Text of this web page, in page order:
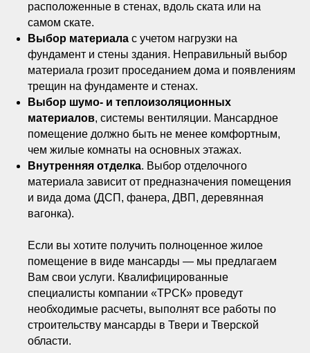
расположенные в стенах, вдоль ската или на
самом скате.
Выбор материала с учетом нагрузки на
фундамент и стены здания. Неправильный выбор
материала грозит проседанием дома и появлениям
трещин на фундаменте и стенах.
Выбор шумо- и теплоизоляционных
материалов, системы вентиляции. Мансардное
помещение должно быть не менее комфортным,
чем жилые комнаты на основных этажах.
Внутренняя отделка. Выбор отделочного
материала зависит от предназначения помещения
и вида дома (ДСП, фанера, ДВП, деревянная
вагонка).
Если вы хотите получить полноценное жилое
помещение в виде мансарды — мы предлагаем
Вам свои услуги. Квалифицированные
специалисты компании «ТРСК» проведут
необходимые расчеты, выполнят все работы по
строительству мансарды в Твери и Тверской
области.